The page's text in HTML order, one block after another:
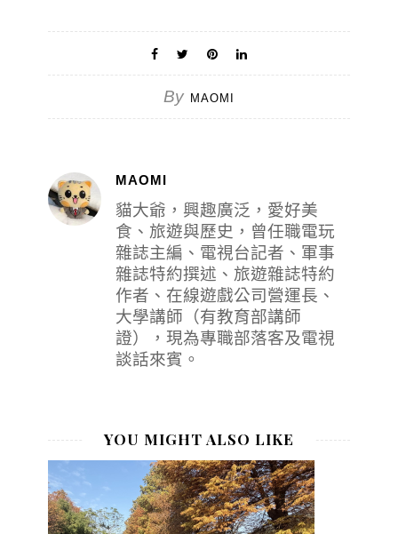
By MAOMI
MAOMI
貓大爺，興趣廣泛，愛好美
食、旅遊與歷史，曾任職電玩
雜誌主編、電視台記者、軍事
雜誌特約撰述、旅遊雜誌特約
作者、在線遊戲公司營運長、
大學講師（有教育部講師
證），現為專職部落客及電視
談話來賓。
YOU MIGHT ALSO LIKE